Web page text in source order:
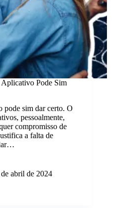
Pode Sim
pode sim dar certo. O
pessoalmente,
compromisso de
a falta de
abril de 2024